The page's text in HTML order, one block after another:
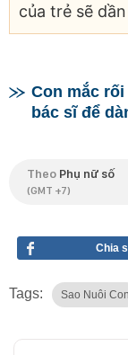
của trẻ sẽ
Con mắc
bác sĩ để
Theo Phụ nữ số
(GMT +7)
Chia
Tags: Sao Nuôi Con